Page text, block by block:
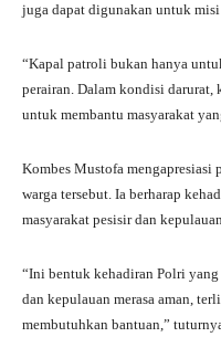
juga dapat digunakan untuk
“Kapal patroli bukan hanya
perairan. Dalam kondisi
untuk membantu masyarakat
Kombes Mustofa mengapresiasi
warga tersebut. Ia berharap
masyarakat pesisir dan
“Ini bentuk kehadiran Polri
dan kepulauan merasa aman,
membutuhkan bantuan,”